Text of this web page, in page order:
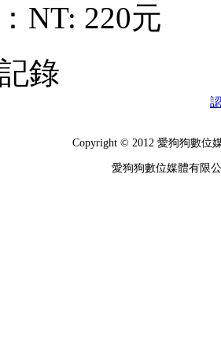
NT: 220元
錄
Copyright © 2012 愛狗狗數位
愛狗狗數位媒體有限